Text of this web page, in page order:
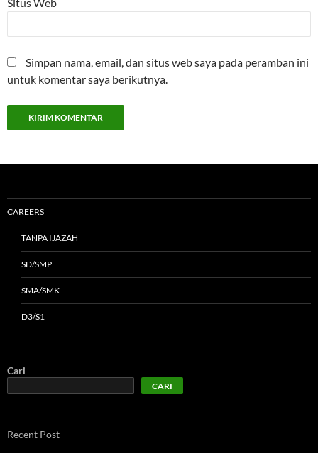
Simpan nama, email, dan situs web saya pada peramban ini
untuk komentar saya berikutnya.
CAREERS
TANPA IJAZAH
SD/SMP
SMA/SMK
D3/S1
Cari
CARI
Recent Post